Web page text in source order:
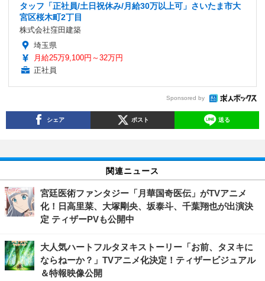
タッフ「正社員/土日祝休み/月給30万以上可」さいたま市大
宮区桜木町2丁目
株式会社窪田建築
埼玉県
月給25万9,100円～32万円
正社員
Sponsored by
シェア ポスト 送る
関連ニュース
宮廷医術ファンタジー「月華国奇医伝」がTVアニメ
化！日高里菜、大塚剛央、坂泰斗、千葉翔也が出演決
定 ティザーPVも公開中
大人気ハートフルタヌキストーリー「お前、タヌキに
ならねーか？」TVアニメ化決定！ティザービジュアル
＆特報映像公開